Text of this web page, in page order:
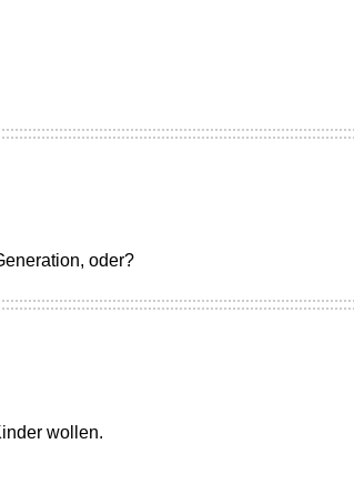
oder?
wollen.